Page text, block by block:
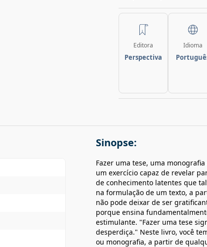
Editora
Perspectiva
Idioma
Sinopse:
Fazer uma tese, uma
um exercício capaz de revelar
de conhecimento latentes que
na formulação de um texto, a
não pode deixar de ser
porque ensina
estimulante. "Fazer uma tese
desperdiça." Neste livro, você
ou monografia, a partir de